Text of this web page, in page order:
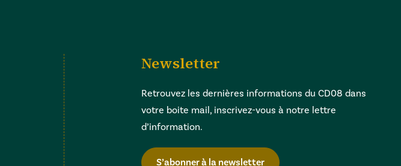
Newsletter
Retrouvez les dernières informations du CD08 dans
votre boite mail, inscrivez-vous à notre lettre
d’information.
S’abonner à la newsletter